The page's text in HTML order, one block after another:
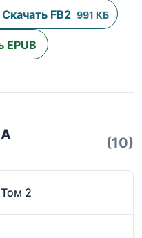
Скачать FB2 991 КБ
EPUB
(10)
2